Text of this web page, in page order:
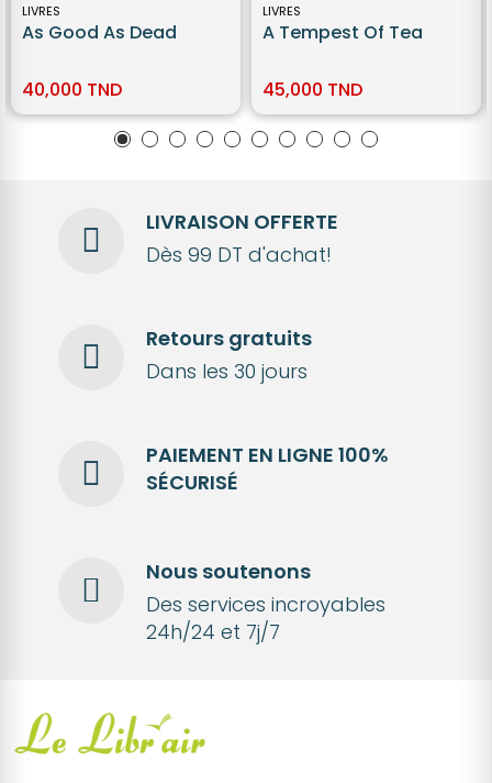
LIVRES
As Good As Dead
40,000 TND
LIVRES
A Tempest Of Tea
45,000 TND
LIVRAISON OFFERTE
Dès 99 DT d'achat!
Retours gratuits
Dans les 30 jours
PAIEMENT EN LIGNE 100%
SÉCURISÉ
Nous soutenons
Des services incroyables
24h/24 et 7j/7